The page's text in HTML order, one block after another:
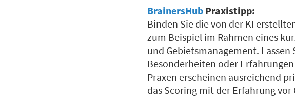
BrainersHub Praxistipp:
Binden Sie die von der KI
zum Beispiel im Rahmen eines
und Gebietsmanagement.
Besonderheiten oder
Praxen erscheinen ausreichend
das Scoring mit der Erfahrung vor